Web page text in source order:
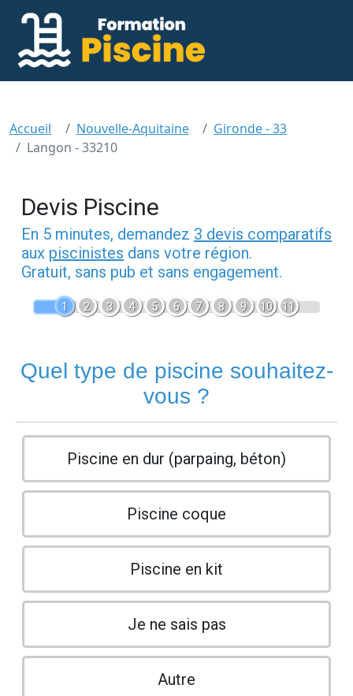
Accueil Nouvelle-Aquitaine
Gironde - 33
Langon - 33210
Devis Piscine
En 5 minutes, demandez 3 devis comparatifs
aux piscinistes dans votre région.
Gratuit, sans pub et sans engagement.
1 2 3 4 5 6 7 8 9 10 11
Quel type de piscine souhaitez-
vous ?
Piscine en dur (parpaing, béton)
Piscine coque
Piscine en kit
Je ne sais pas
Autre